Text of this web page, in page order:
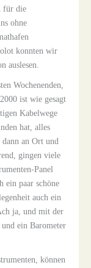
für die
ohne
konnten wir
auslesen.
Wochenenden,
ist wie gesagt
Kabelwege
hat, alles
an Ort und
gingen viele
Panel
ein paar schöne
auch ein
ja, und mit der
ein Barometer
können